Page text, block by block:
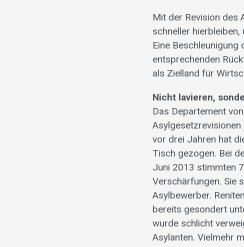
Mit der Revision des
schneller
Eine
entsprechenden
als Zielland für
Nicht lavieren,
Das Departement
vor drei Jahren hat
Tisch gezogen. Bei
Juni 2013 stimmten
Verschärfungen. Sie
Asylbewerber.
bereits gesondert
wurde schlicht
Asylanten. Vielmehr